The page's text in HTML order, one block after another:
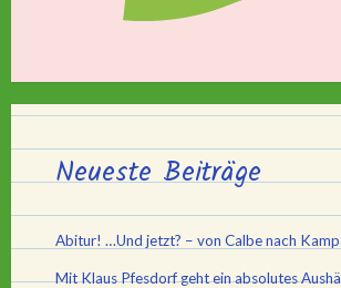
Neueste Beiträge
Abitur! …Und jetzt? – von Calbe nach
Mit Klaus Pfesdorf geht ein absolutes